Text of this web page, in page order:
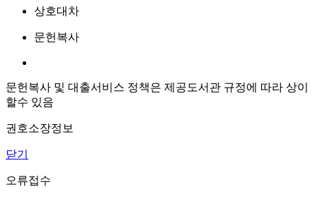
상호대차
문헌복사
문헌복사 및 대출서비스 정책은 제공도서관 규정에 따라 상이
할수 있음
권호소장정보
닫기
오류접수